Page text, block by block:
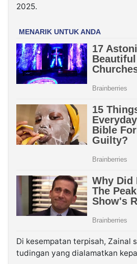
2025.
Di kesempatan terpisah, Zainal
tudingan yang dialamatkan